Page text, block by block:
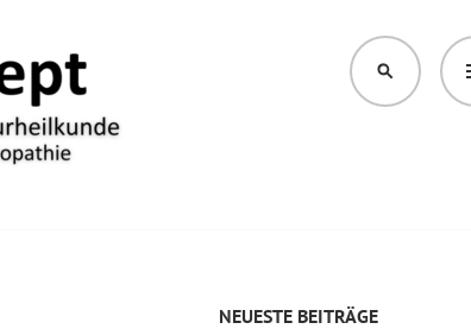
SUCHEN
NEUESTE BEITRÄGE